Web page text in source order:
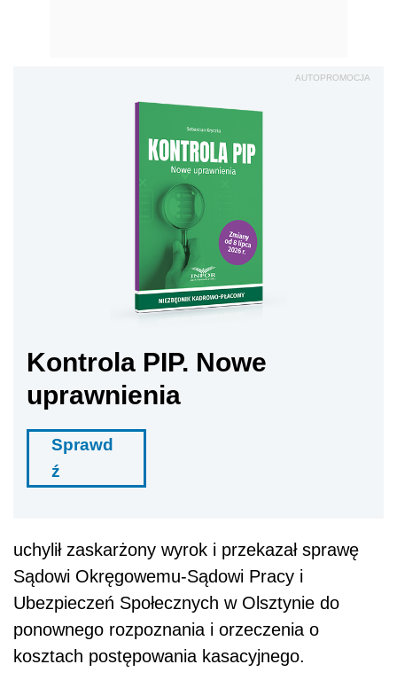
AUTOPROMOCJA
Kontrola PIP. Nowe
uprawnienia
Sprawd
ź
uchylił zaskarżony wyrok i przekazał sprawę
Sądowi Okręgowemu-Sądowi Pracy i
Ubezpieczeń Społecznych w Olsztynie do
ponownego rozpoznania i orzeczenia o
kosztach postępowania kasacyjnego.